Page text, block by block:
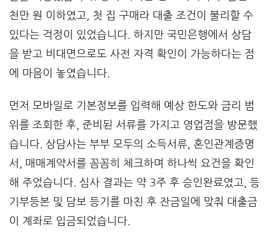
천만 원 이하였고, 첫 집 구매라 대출 조건이 불리할 수
있다는 걱정이 있었습니다. 하지만 국민은행에서 상담
을 받고 비대면으로도 사전 자격 확인이 가능하다는 점
에 마음이 놓였습니다.
먼저 모바일로 기본정보를 입력해 예상 한도와 금리 범
위를 조회한 후, 준비된 서류를 가지고 영업점을 방문했
습니다. 상담사는 부부 모두의 소득서류, 혼인관계증명
서, 매매계약서를 꼼꼼히 체크하며 하나씩 요건을 확인
해 주었습니다. 심사 결과는 약 3주 후 승인완료였고, 등
기부등본 및 담보 등기를 마친 후 잔금일에 맞춰 대출금
이 계좌로 입금되었습니다.